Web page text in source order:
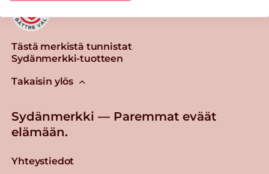
Tästä merkistä tunnistat
Sydänmerkki-tuotteen
Takaisin ylös
Sydänmerkki — Paremmat eväät
elämään.
Yhteystiedot